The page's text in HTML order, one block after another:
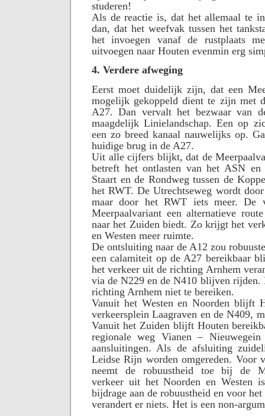
studeren!
Als de reactie is, dat het allemaal te
dan, dat het weefvak tussen het
het invoegen vanaf de rustplaats
uitvoegen naar Houten evenmin erg
4. Verdere afweging
Eerst moet duidelijk zijn, dat een
mogelijk gekoppeld dient te zijn met
A27. Dan vervalt het bezwaar van
maagdelijk Linielandschap. Een op
een zo breed kanaal nauwelijks op.
huidige brug in de A27.
Uit alle cijfers blijkt, dat de
betreft het ontlasten van het ASN en
Staart en de Rondweg tussen de
het RWT. De Utrechtseweg wordt
maar door het RWT iets meer. De
Meerpaalvariant een alternatieve
naar het Zuiden biedt. Zo krijgt het
en Westen meer ruimte.
De ontsluiting naar de A12 zou
een calamiteit op de A27 bereikbaar
het verkeer uit de richting Arnhem
via de N229 en de N410 blijven rijden.
richting Arnhem niet te bereiken.
Vanuit het Westen en Noorden blijft
verkeersplein Laagraven en de N409,
Vanuit het Zuiden blijft Houten
regionale weg Vianen –
aansluitingen. Als de afsluiting
Leidse Rijn worden omgereden. Voor
neemt de robuustheid toe bij de
verkeer uit het Noorden en Westen
bijdrage aan de robuustheid en voor
verandert er niets. Het is een non-